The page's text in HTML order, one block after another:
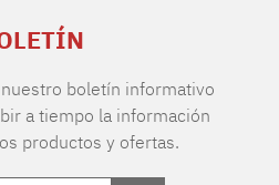
boletín informativo
a tiempo la información
productos y ofertas.